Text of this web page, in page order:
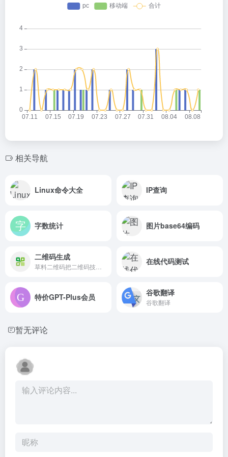
相关导航
Linux命令大全 IP查询
字数统计 图片base64编码
二维码生成 在线代码测试
特价GPT-Plus会员 谷歌翻译
谷歌翻译
暂无评论